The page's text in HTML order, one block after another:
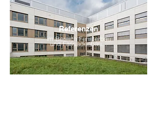
Referenzen
im Bereich Fensterbau
und Fassadenbau...